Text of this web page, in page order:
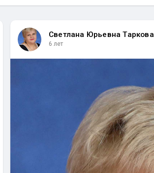
Светлана Юрьевна Таркова
6 лет